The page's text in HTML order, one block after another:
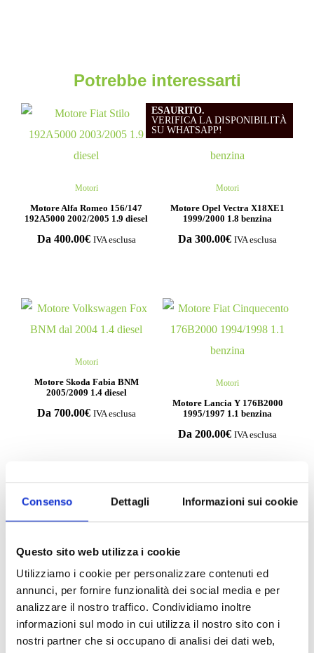
Consenso Dettagli Informazioni sui cookie
Questo sito web utilizza i cookie
Utilizziamo i cookie per personalizzare contenuti ed
annunci, per fornire funzionalità dei social media e per
analizzare il nostro traffico. Condividiamo inoltre
informazioni sul modo in cui utilizza il nostro sito con i
nostri partner che si occupano di analisi dei dati web,
Potrebbe interessarti
Motori
Motore Alfa Romeo 156/147
192A5000 2002/2005 1.9 diesel
Da 400.00€ IVA esclusa
Motori
ESAURITO.
VERIFICA LA DISPONIBILITÀ
SU WHATSAPP!
Motore Opel Vectra X18XE1
1999/2000 1.8 benzina
Da 300.00€ IVA esclusa
Motori
Motore Skoda Fabia BNM
2005/2009 1.4 diesel
Da 700.00€ IVA esclusa
Motori
Motore Lancia Y 176B2000
1995/1997 1.1 benzina
Da 200.00€ IVA esclusa
informazioni